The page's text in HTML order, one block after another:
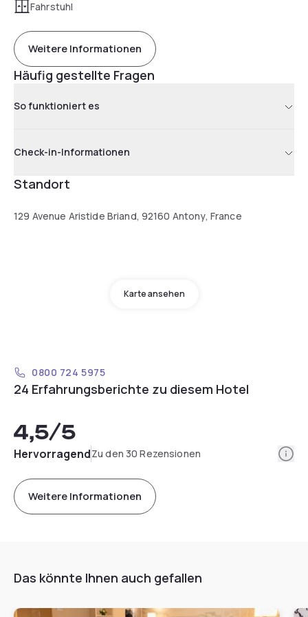
Fahrstuhl
Weitere Informationen
Häufig gestellte Fragen
So funktioniert es
Check-in-Informationen
Standort
129 Avenue Aristide Briand, 92160 Antony, France
Karte ansehen
0800 724 5975
24 Erfahrungsberichte zu diesem Hotel
4,5/5
HervorragendZu den 30 Rezensionen
Weitere Informationen
Das könnte Ihnen auch gefallen